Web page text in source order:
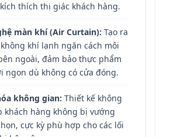
thích thị giác khách hàng.
màn khí (Air Curtain): Tạo ra
khí lạnh ngăn cách môi
ngoài, đảm bảo thực phẩm
ngon dù không có cửa đóng.
không gian: Thiết kế không
khách hàng không bị vướng
cực kỳ phù hợp cho các lối